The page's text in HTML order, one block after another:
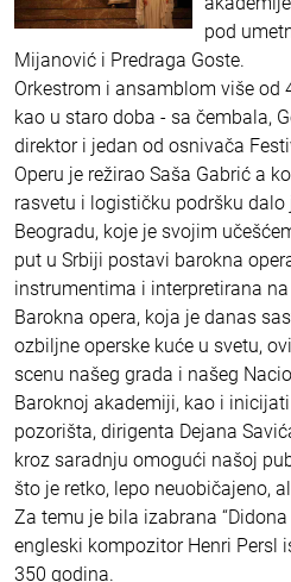
pod
Mijanović i Predraga Goste.
Orkestrom i ansamblom više od
kao u staro doba - sa čembala,
direktor i jedan od osnivača
Operu je režirao Saša Gabrić a
rasvetu i logističku podršku dalo
Beogradu, koje je svojim
put u Srbiji postavi barokna
instrumentima i interpretirana
Barokna opera, koja je danas
ozbiljne operske kuće u svetu,
scenu našeg grada i našeg
Baroknoj akademiji, kao i
pozorišta, dirigenta Dejana
kroz saradnju omogući našoj
što je retko, lepo neuobičajeno,
Za temu je bila izabrana
engleski kompozitor Henri Persl
350 godina.